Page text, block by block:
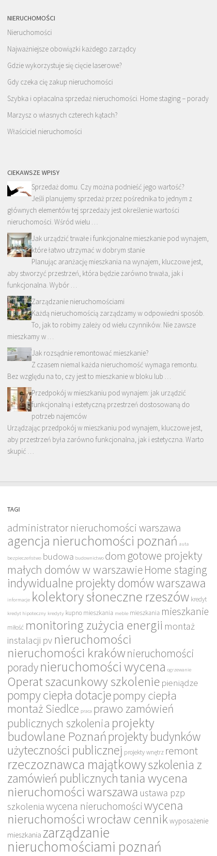
NIERUCHOMOŚCI
Nieruchomości
Najważniejsze obowiązki każdego zarządcy
Gdzie wykorzystuje się cięcie laserowe?
Gdy czeka cię zakup nieruchomości
Szybka i opłacalna sprzedaż nieruchomości. Home staging – porady
Marzysz o własnych czterech kątach?
Właściciel nieruchomości
CIEKAWSZE WPISY
Sprzedaż domu. Czy można podnieść jego wartość?
Jeśli planujemy sprzedaż przez pośrednika to jednym z
głównych elementów tej sprzedaży jest określenie wartości
nieruchomości. Wśród wielu …
Jak urządzić trwałe i funkcjonalne mieszkanie pod wynajem,
które łatwo utrzymać w dobrym stanie
Planując aranżację mieszkania na wynajem, kluczowe jest,
aby stworzyć przestrzeń, która będzie zarówno trwała, jak i
funkcjonalna. Wybór …
Zarządzanie nieruchomościami
Każdą nieruchomością zarządzamy w odpowiedni sposób.
To, jak to robimy zależy od wielu czynników. Nie zawsze
mieszkamy w …
Jak rozsądnie remontować mieszkanie?
Z czasem niemal każda nieruchomość wymaga remontu.
Bez względu na to, czy jest to mieszkanie w bloku lub …
Przedpokój w mieszkaniu pod wynajem: jak urządzić
funkcjonalną i estetyczną przestrzeń dostosowaną do
potrzeb najemców
Urządzając przedpokój w mieszkaniu pod wynajem, kluczowe jest,
aby przestrzeń była zarówno funkcjonalna, jak i estetyczna. Warto
skupić …
TAGI
administrator nieruchomości warszawa
agencja nieruchomości poznań auta
bezpieczeństwo budowa budownictwo dom gotowe projekty
małych domów w warszawie Home staging
indywidualne projekty domów warszawa
informacje kolektory słoneczne rzeszów kredyt
kredyt hipoteczny kredyty kupno mieszkania meble mieszkania mieszkanie
miłość monitoring zużycia energii montaż
instalacji pv nieruchomości
nieruchomości krakównieruchomości
poradynieruchomości wycena ogrzewanie
Operat szacunkowy szkolenie pieniądze
pompy ciepła dotacjepompy ciepła
montaż Siedlce praca prawo zamówień
publicznych szkolenia projekty
budowlane Poznańprojekty budynków
użyteczności publicznej projekty wnętrz remont
rzeczoznawca majątkowyszkolenia z
zamówień publicznychtania wycena
nieruchomości warszawa ustawa pzp
szkolenia wycena nieruchomościwycena
nieruchomości wrocław cennik wyposażenie
mieszkania zarządzanie
nieruchomościami poznań